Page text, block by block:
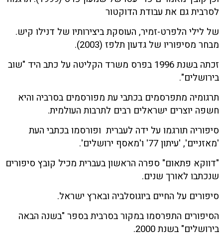
לסרבית גם את עבודת הדוקטור
של לילי הלפרט-זמיר, העוסקת ביצירותיו של דנילו קיש.
מבחר מסיפוריו של גדעון תלפז (2003).
זכתה בשנת 1996 בפרס משרד הקליטה על כתב היד "שוב
בירושלים".
תרגומיה מתפרסמים בכתבי עת מפורסמים בסרביה והיא
חשפה יוצרים ישראלים רבים לתרבות העולמית.
סיפוריה תורגמו על ידה לעברית ופורסמו בכתבי העת
'מאזניים', 'עיתון 77' ו'מאסף ירושלים'.
"דווקא פתאום" ספרה הראשון בעברית מכיל קובץ סיפורים
שנכתבו לאורך שנים.
סיפורים על החיים ביוגוסלביה ובארץ ישראל.
הסיפורים התפרסמו במקור בסרבית בספר "בשנה הבאה
בירושלים" בשנת 2000.